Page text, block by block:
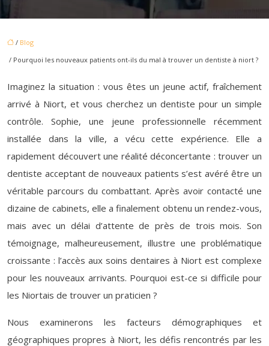
/ Blog
/ Pourquoi les nouveaux patients ont-ils du mal à trouver un dentiste à niort ?
Imaginez la situation : vous êtes un jeune actif, fraîchement
arrivé à Niort, et vous cherchez un dentiste pour un simple
contrôle. Sophie, une jeune professionnelle récemment
installée dans la ville, a vécu cette expérience. Elle a
rapidement découvert une réalité déconcertante : trouver un
dentiste acceptant de nouveaux patients s’est avéré être un
véritable parcours du combattant. Après avoir contacté une
dizaine de cabinets, elle a finalement obtenu un rendez-vous,
mais avec un délai d’attente de près de trois mois. Son
témoignage, malheureusement, illustre une problématique
croissante : l’accès aux soins dentaires à Niort est complexe
pour les nouveaux arrivants. Pourquoi est-ce si difficile pour
les Niortais de trouver un praticien ?
Nous examinerons les facteurs démographiques et
géographiques propres à Niort, les défis rencontrés par les